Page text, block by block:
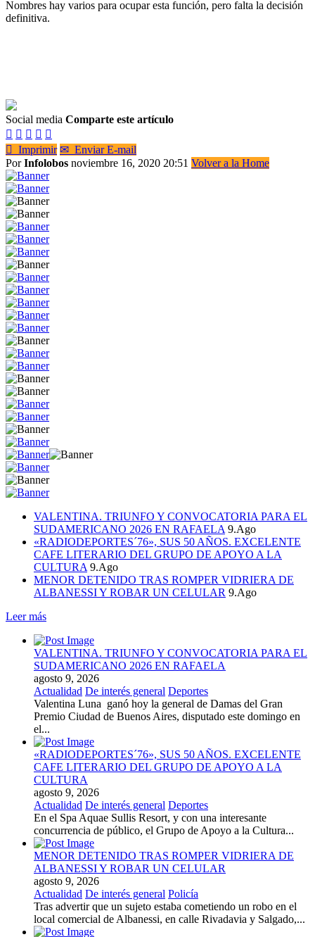
Nombres hay varios para ocupar esta función, pero falta la decisión
definitiva.
Social media Comparte este artículo
    
 Imprimir ✉ Enviar E-mail
PorInfolobos noviembre 16, 2020 20:51 Volver a la Home
VALENTINA. TRIUNFO Y CONVOCATORIA PARA EL
SUDAMERICANO 2026 EN RAFAELA 9.Ago
«RADIODEPORTES´76», SUS 50 AÑOS. EXCELENTE
CAFE LITERARIO DEL GRUPO DE APOYO A LA
CULTURA 9.Ago
MENOR DETENIDO TRAS ROMPER VIDRIERA DE
ALBANESSI Y ROBAR UN CELULAR 9.Ago
Leer más
VALENTINA. TRIUNFO Y CONVOCATORIA PARA EL
SUDAMERICANO 2026 EN RAFAELA
agosto 9, 2026
Actualidad De interés general Deportes
Valentina Luna ganó hoy la general de Damas del Gran
Premio Ciudad de Buenos Aires, disputado este domingo en
el...
«RADIODEPORTES´76», SUS 50 AÑOS. EXCELENTE
CAFE LITERARIO DEL GRUPO DE APOYO A LA
CULTURA
agosto 9, 2026
Actualidad De interés general Deportes
En el Spa Aquae Sullis Resort, y con una interesante
concurrencia de público, el Grupo de Apoyo a la Cultura...
MENOR DETENIDO TRAS ROMPER VIDRIERA DE
ALBANESSI Y ROBAR UN CELULAR
agosto 9, 2026
Actualidad De interés general Policía
Tras advertir que un sujeto estaba cometiendo un robo en el
local comercial de Albanessi, en calle Rivadavia y Salgado,...